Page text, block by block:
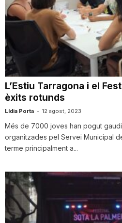
L’Estiu Tarragona i el
èxits rotunds
Lídia Porta - 12 agost, 2023
Més de 7000 joves han pogut
organitzades pel Servei Municipal
terme principalment a...